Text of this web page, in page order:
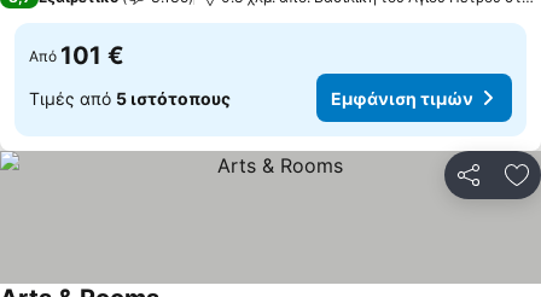
Από 101 €
Τιμές από 5 ιστότοπους Εμφάνιση τιμών